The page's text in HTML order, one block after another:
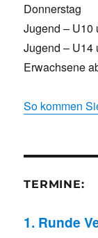
Donnerstag
Jugend – U10
Jugend – U14
Erwachsene
So kommen
TERMINE:
1. Runde